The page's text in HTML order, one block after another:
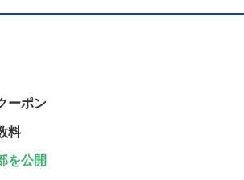
ーポン
料
を公開